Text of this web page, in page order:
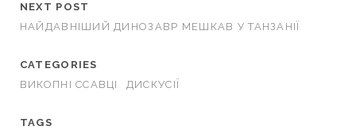
NEXT POST
НАЙДАВНІШИЙ ДИНОЗАВР МЕШКАВ У ТАНЗАНІЇ
CATEGORIES
ВИКОПНІ ССАВЦІ
ДИСКУСІЇ
TAGS